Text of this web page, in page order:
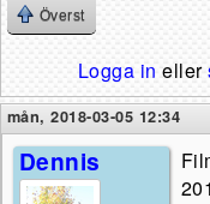
Överst
Logga in eller
mån, 2018-03-05 12:34
Dennis